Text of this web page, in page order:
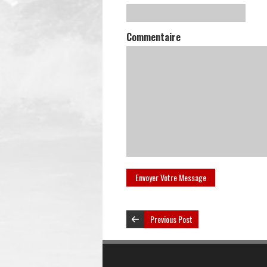
Commentaire
Previous Post